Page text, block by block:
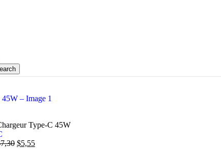
Type-C 45W
7,30 $5,55